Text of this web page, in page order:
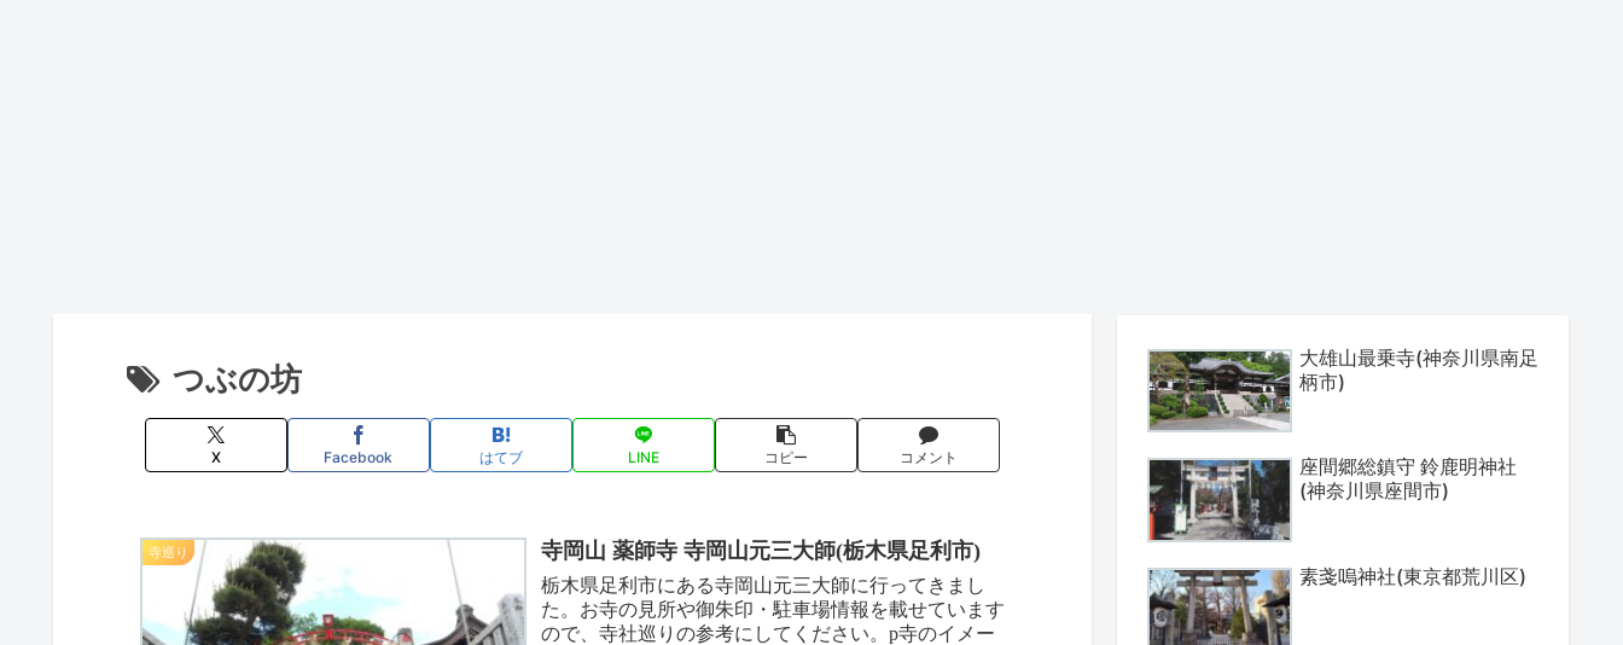
つぶの坊
X Facebook はてブ LINE コピー コメント
寺巡り 寺岡山 薬師寺 寺岡山元三大師(栃木県足利市)
栃木県足利市にある寺岡山元三大師に行ってきまし
た。お寺の見所や御朱印・駐車場情報を載せています
ので、寺社巡りの参考にしてください。p寺のイメー
大雄山最乗寺(神奈川県南足
柄市)
座間郷総鎮守 鈴鹿明神社
(神奈川県座間市)
素戔嗚神社(東京都荒川区)